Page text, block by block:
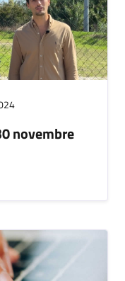
novembre